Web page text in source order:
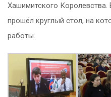
Хашимитского Королевства.
прошёл круглый стол, на
работы.